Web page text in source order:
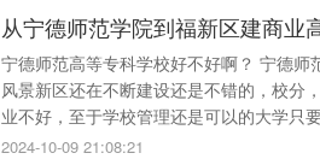
从宁德师范学院到福新区建商业
宁德师范高等专科学校好不好啊？ 宁德
风景新区还在不断建设还是不错的，校分
业不好，至于学校管理还是可以的大学只要不是全
福新区建商业高等专科学校新区怎么走? 驾车路线：全程约900.5公里 起点：宁德师范学院 1.宁德
2024-10-09 21:08:21